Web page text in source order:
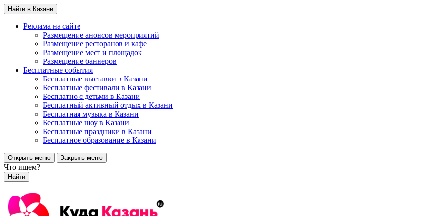
Найти в Казани
Реклама на сайте
Размещение анонсов мероприятий
Размещение ресторанов и кафе
Размещение мест и площадок
Размещение баннеров
Бесплатные события
Бесплатные выставки в Казани
Бесплатные фестивали в Казани
Бесплатно с детьми в Казани
Бесплатный активный отдых в Казани
Бесплатная музыка в Казани
Бесплатные шоу в Казани
Бесплатные праздники в Казани
Бесплатное образование в Казани
Открыть меню Закрыть меню
Что ищем?
Найти